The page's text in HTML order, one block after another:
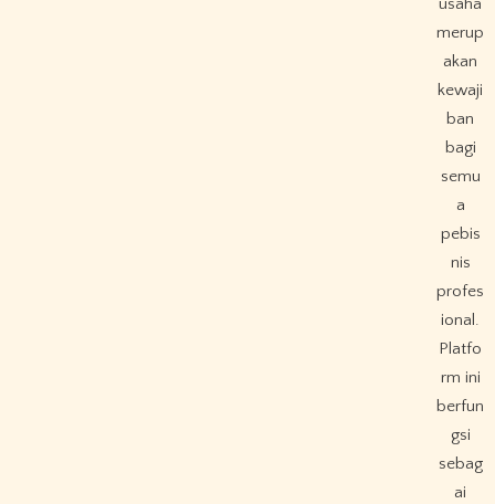
usaha
merup
akan
kewaji
ban
bagi
semu
a
pebis
nis
profes
ional.
Platfo
rm ini
berfun
gsi
sebag
ai